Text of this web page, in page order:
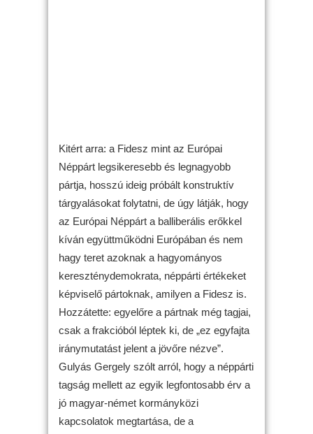
Kitért arra: a Fidesz mint az Európai
Néppárt legsikeresebb és legnagyobb
pártja, hosszú ideig próbált konstruktív
tárgyalásokat folytatni, de úgy látják, hogy
az Európai Néppárt a balliberális erőkkel
kíván együttműködni Európában és nem
hagy teret azoknak a hagyományos
kereszténydemokrata, néppárti értékeket
képviselő pártoknak, amilyen a Fidesz is.
Hozzátette: egyelőre a pártnak még tagjai,
csak a frakcióból léptek ki, de „ez egyfajta
iránymutatást jelent a jövőre nézve”.
Gulyás Gergely szólt arról, hogy a néppárti
tagság mellett az egyik legfontosabb érv a
jó magyar-német kormányközi
kapcsolatok megtartása, de a